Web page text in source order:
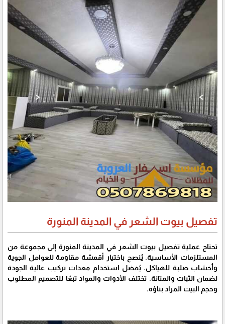
تفصيل بيوت الشعر في المدينة المنورة
تحتاج عملية تفصيل بيوت الشعر في المدينة المنورة إلى مجموعة من
المستلزمات الأساسية. يُنصح باختيار أقمشة مقاومة للعوامل الجوية
وأخشاب صلبة للهياكل. يُفضل استخدام معدات تركيب عالية الجودة
لضمان الثبات والمتانة. تختلف الأدوات والمواد تبعًا للتصميم المطلوب
وحجم البيت المراد بناؤه.